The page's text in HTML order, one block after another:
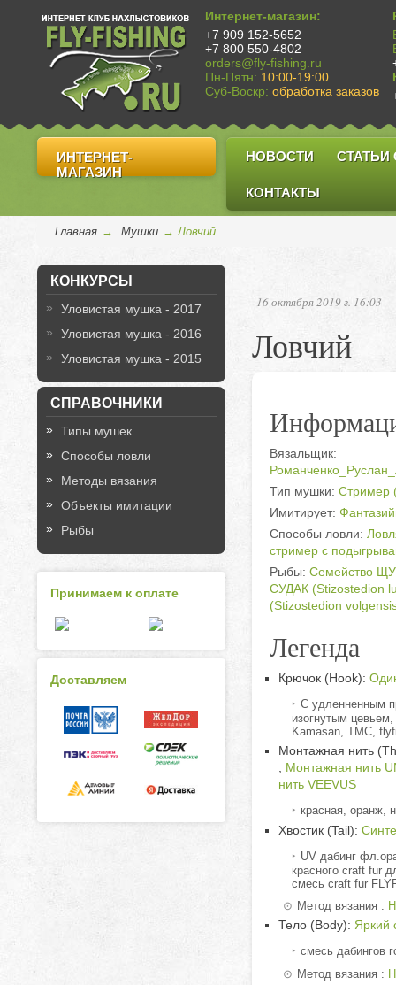
Интернет-магазин:
+7 909 152-5652
+7 800 550-4802
orders@fly-fishing.ru
Пн-Пятн: 10:00-19:00
Суб-Воскр: обработка заказов
ИНТЕРНЕТ-
МАГАЗИН
НОВОСТИ СТАТЬИ
КОНТАКТЫ
Главная → Мушки → Ловчий
КОНКУРСЫ
Уловистая мушка - 2017
Уловистая мушка - 2016
Уловистая мушка - 2015
СПРАВОЧНИКИ
Типы мушек
Способы ловли
Методы вязания
Объекты имитации
Рыбы
Принимаем к оплате
Доставляем
16 октября 2019 г. 16:03
Ловчий
Вязальщик:
Тип мушки: Стример
Имитирует:
Способы ловли:
стример с
Рыбы: Семейство
СУДАК (Stizostedion
(Stizostedion
Легенда
Крючок (Hook):
С удленненным
изогнутым
Kamasan, ТМС,
Монтажная нить
Монтажная нить
нить VEEVUS
красная, оранж,
Хвостик (Tail):
UV дабинг
красного craft fur
смесь craft fur
Метод вязания :
Тело (Body): Яркий
смесь дабингов
Метод вязания :